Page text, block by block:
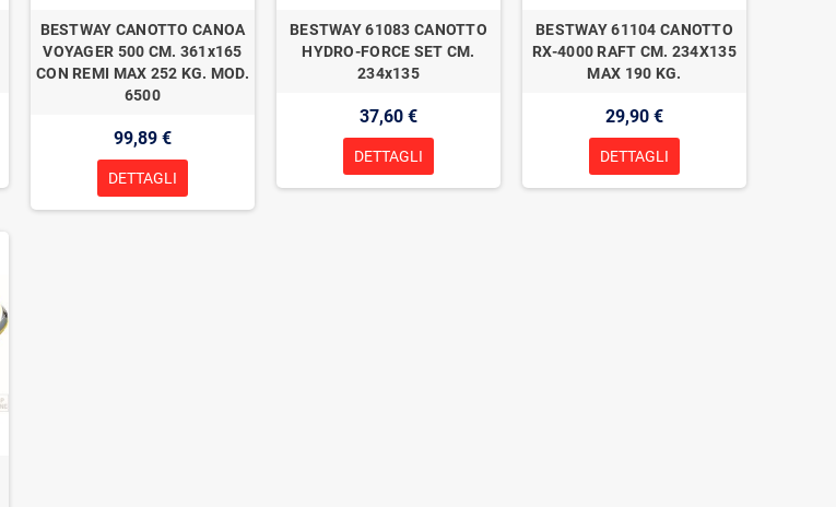
BESTWAY CANOTTO CANOA
VOYAGER 500 CM. 361x165
CON REMI MAX 252 KG. MOD.
6500
99,89 €
DETTAGLI
BESTWAY 61083 CANOTTO
HYDRO-FORCE SET CM.
234x135
37,60 €
DETTAGLI
BESTWAY 61104 CANOTTO
RX-4000 RAFT CM. 234X135
MAX 190 KG.
29,90 €
DETTAGLI